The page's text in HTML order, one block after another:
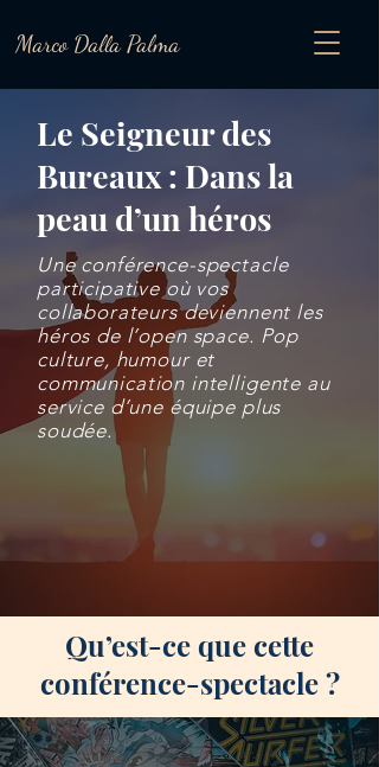
Marco Dalla Palma
Le Seigneur des
Bureaux : Dans la
peau d’un héros
Une conférence-spectacle
participative où vos
collaborateurs deviennent les
héros de l’open space. Pop
culture, humour et
communication intelligente au
service d’une équipe plus
soudée.
Qu’est-ce que cette
conférence-spectacle ?